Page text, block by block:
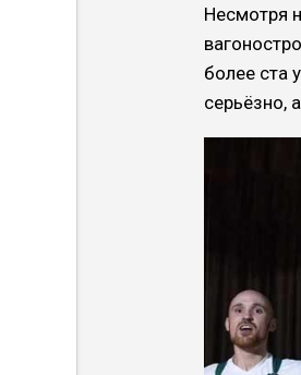
Несмотря
более ста
серьёзно,